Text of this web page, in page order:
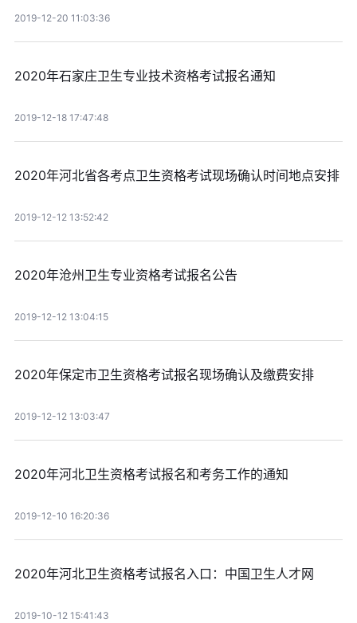
2019-12-20 11:03:36
2020年石家庄卫生专业技术资格考试报名通知
2019-12-18 17:47:48
2020年河北省各考点卫生资格考试现场确认时间地点安排
2019-12-12 13:52:42
2020年沧州卫生专业资格考试报名公告
2019-12-12 13:04:15
2020年保定市卫生资格考试报名现场确认及缴费安排
2019-12-12 13:03:47
2020年河北卫生资格考试报名和考务工作的通知
2019-12-10 16:20:36
2020年河北卫生资格考试报名入口：中国卫生人才网
2019-10-12 15:41:43